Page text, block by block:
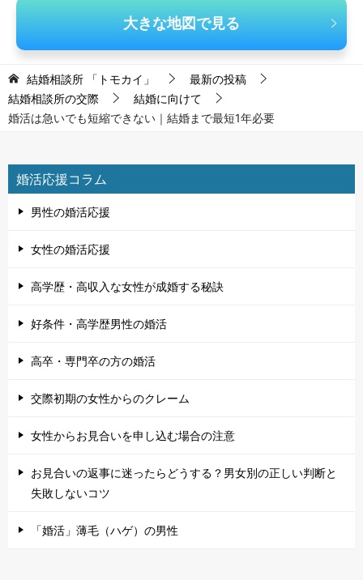
大きな地図で見る
結婚相談所 「トモカイ」
最新の投稿
結婚相談所の交際
結婚に向けて
婚活は急いでも短縮できない｜結婚まで最短1年必要
婚活応援コラム
男性の婚活応援
女性の婚活応援
高学歴・高収入な女性が成婚する秘訣
好条件・高学歴男性の婚活
高卒・専門卒の方の婚活
交際初期の女性からのクレーム
女性からお見合いを申し込む場合の注意
お見合いの返事に迷ったらどうする？男女別の正しい判断と
失敗しないコツ
「婚活」薄毛（ハゲ）の男性